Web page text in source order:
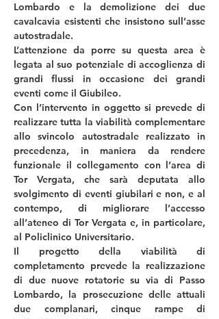
Lombardo e la demolizione dei due
cavalcavia esistenti che insistono sull’asse
autostradale.
L’attenzione da porre su questa area è
legata al suo potenziale di accoglienza di
grandi flussi in occasione dei grandi
eventi come il Giubileo.
Con l’intervento in oggetto si prevede di
realizzare tutta la viabilità complementare
allo svincolo autostradale realizzato in
precedenza, in maniera da rendere
funzionale il collegamento con l’area di
Tor Vergata, che sarà deputata allo
svolgimento di eventi giubilari e non, e al
contempo, di migliorare l’accesso
all’ateneo di Tor Vergata e, in particolare,
al Policlinico Universitario.
Il progetto della viabilità di
completamento prevede la realizzazione
di due nuove rotatorie su via di Passo
Lombardo, la prosecuzione delle attuali
due complanari, cinque rampe di